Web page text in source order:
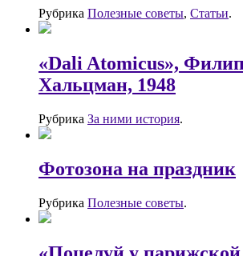
Рубрика Полезные советы, Статьи.
«Dali Atomicus»,
Хальцман, 1948
Рубрика За ними история.
Фотозона на праздник
Рубрика Полезные советы.